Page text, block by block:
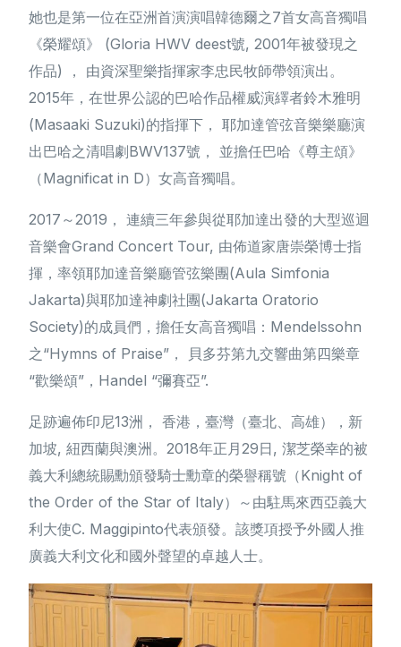
她也是第一位在亞洲首演演唱韓德爾之7首女高音獨唱
《榮耀頌》 (Gloria HWV deest號, 2001年被發現之
作品) ， 由資深聖樂指揮家李忠民牧師帶領演出。
2015年，在世界公認的巴哈作品權威演繹者鈴木雅明
(Masaaki Suzuki)的指揮下， 耶加達管弦音樂樂廳演
出巴哈之清唱劇BWV137號， 並擔任巴哈《尊主頌》
（Magnificat in D）女高音獨唱。
2017～2019， 連續三年參與從耶加達出發的大型巡迴
音樂會Grand Concert Tour, 由佈道家唐崇榮博士指
揮，率領耶加達音樂廳管弦樂團(Aula Simfonia
Jakarta)與耶加達神劇社團(Jakarta Oratorio
Society)的成員們，擔任女高音獨唱：Mendelssohn
之“Hymns of Praise”， 貝多芬第九交響曲第四樂章
“歡樂頌”，Handel “彌賽亞”.
足跡遍佈印尼13洲， 香港，臺灣（臺北、高雄），新
加坡, 紐西蘭與澳洲。2018年正月29日, 潔芝榮幸的被
義大利總統賜勳頒發騎士勳章的榮譽稱號（Knight of
the Order of the Star of Italy）～由駐馬來西亞義大
利大使C. Maggipinto代表頒發。該獎項授予外國人推
廣義大利文化和國外聲望的卓越人士。